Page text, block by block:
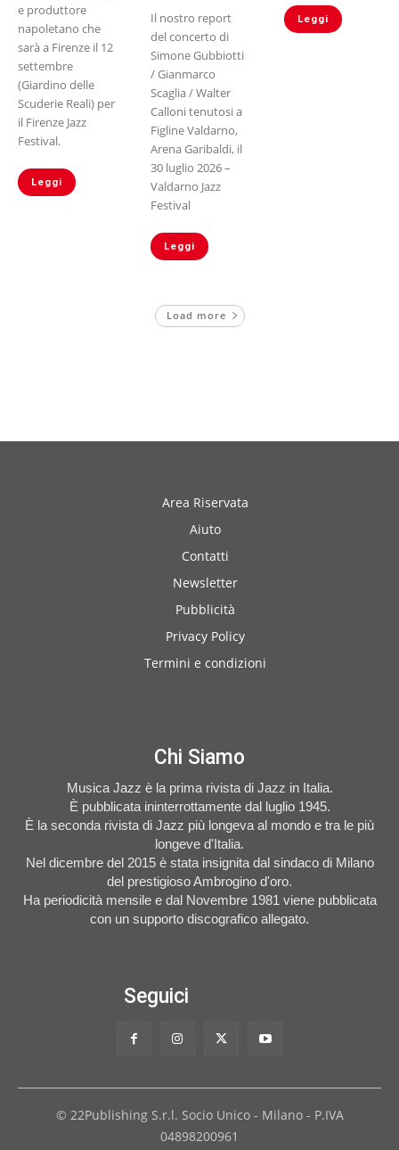
e produttore
napoletano che
sarà a Firenze il 12
settembre
(Giardino delle
Scuderie Reali) per
il Firenze Jazz
Festival.
Leggi
Il nostro report
del concerto di
Simone Gubbiotti
/ Gianmarco
Scaglia / Walter
Calloni tenutosi a
Figline Valdarno,
Arena Garibaldi, il
30 luglio 2026 –
Valdarno Jazz
Festival
Leggi
Leggi
Load more
Area Riservata
Aiuto
Contatti
Newsletter
Pubblicità
Privacy Policy
Termini e condizioni
Chi Siamo
Musica Jazz è la prima rivista di Jazz in Italia.
È pubblicata ininterrottamente dal luglio 1945.
È la seconda rivista di Jazz più longeva al mondo e tra le più
longeve d'Italia.
Nel dicembre del 2015 è stata insignita dal sindaco di Milano
del prestigioso Ambrogino d'oro.
Ha periodicità mensile e dal Novembre 1981 viene pubblicata
con un supporto discografico allegato.
Seguici
© 22Publishing S.r.l. Socio Unico - Milano - P.IVA
04898200961